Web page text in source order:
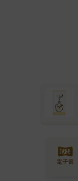
電子書